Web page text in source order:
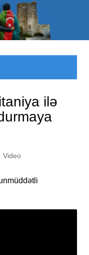
ilə
Video